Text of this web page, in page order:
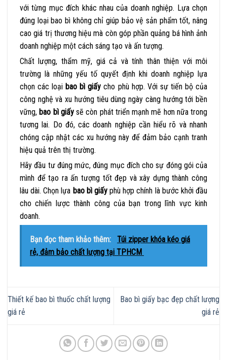
với từng mục đích khác nhau của doanh nghiệp. Lựa chọn
đúng loại bao bì không chỉ giúp bảo vệ sản phẩm tốt, nâng
cao giá trị thương hiệu mà còn góp phần quảng bá hình ảnh
doanh nghiệp một cách sáng tạo và ấn tượng.
Chất lượng, thẩm mỹ, giá cả và tính thân thiện với môi
trường là những yếu tố quyết định khi doanh nghiệp lựa
chọn các loại bao bì giấy cho phù hợp. Với sự tiến bộ của
công nghệ và xu hướng tiêu dùng ngày càng hướng tới bền
vững, bao bì giấysẽ còn phát triển mạnh mẽ hơn nữa trong
tương lai. Do đó, các doanh nghiệp cần hiểu rõ và nhanh
chóng cập nhật các xu hướng này để đảm bảo cạnh tranh
hiệu quả trên thị trường.
Hãy đầu tư đúng mức, đúng mục đích cho sự đóng gói của
mình để tạo ra ấn tượng tốt đẹp và xây dựng thành công
lâu dài. Chọn lựa bao bì giấyphù hợp chính là bước khởi đầu
cho chiến lược thành công của bạn trong lĩnh vực kinh
doanh.
Bạn đọc tham khảo thêm:
Túi zipper khóa kéo giá
rẻ, đảm bảo chất lượng tại TPHCM
Thiết kế bao bì thuốc chất lượng
giá rẻ
Bao bì giấy bạc đẹp chất lượng
giá rẻ